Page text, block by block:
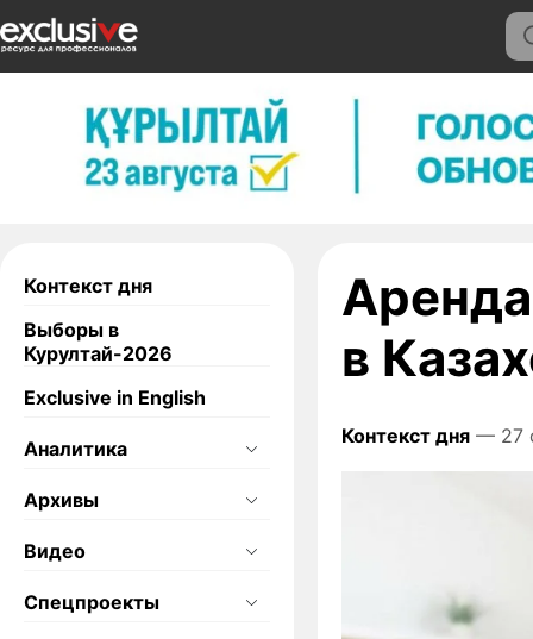
Контекст дня
Выборы в
Курултай-2026
Exclusive in English
Аналитика
Архивы
Видео
Спецпроекты
в
Контекст дня — 27